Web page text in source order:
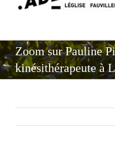
Zoom sur Pauline
kinésithérapeute à